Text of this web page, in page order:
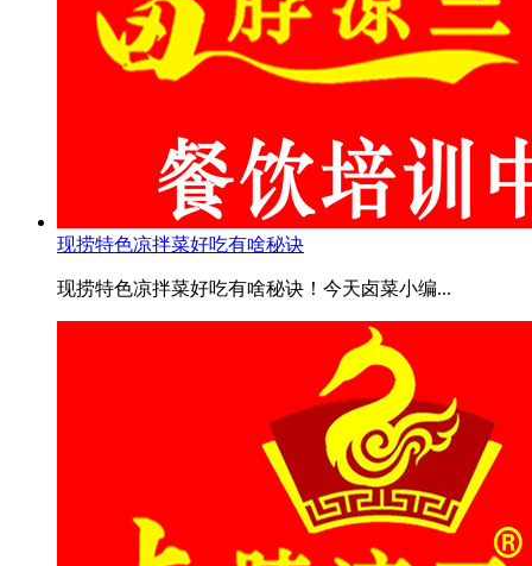
现捞特色凉拌菜好吃有啥秘诀
现捞特色凉拌菜好吃有啥秘诀！今天卤菜小编...